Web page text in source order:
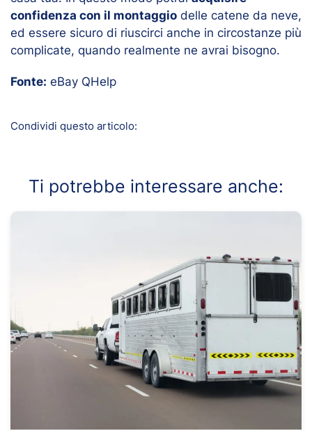
confidenza con il montaggio delle catene da neve,
ed essere sicuro di riuscirci anche in circostanze più
complicate, quando realmente ne avrai bisogno.
Fonte: eBay QHelp
Condividi questo articolo:
Ti potrebbe interessare anche: